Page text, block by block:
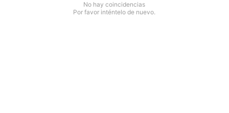
No hay coincidencias
Por favor inténtelo de nuevo.